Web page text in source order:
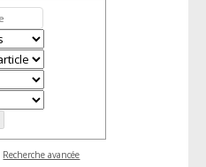
Recherche avancée